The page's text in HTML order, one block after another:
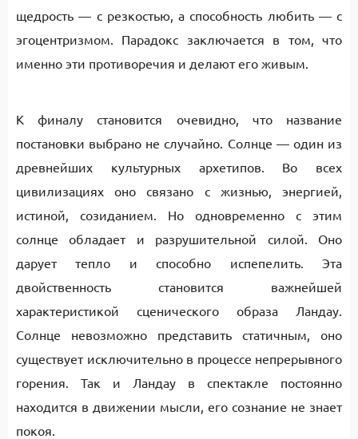
щедрость — с резкостью, а способность любить — с
эгоцентризмом. Парадокс заключается в том, что
именно эти противоречия и делают его живым.
К финалу становится очевидно, что название
постановки выбрано не случайно. Солнце — один из
древнейших культурных архетипов. Во всех
цивилизациях оно связано с жизнью, энергией,
истиной, созиданием. Но одновременно с этим
солнце обладает и разрушительной силой. Оно
дарует тепло и способно испепелить. Эта
двойственность становится важнейшей
характеристикой сценического образа Ландау.
Солнце невозможно представить статичным, оно
существует исключительно в процессе непрерывного
горения. Так и Ландау в спектакле постоянно
находится в движении мысли, его сознание не знает
покоя.